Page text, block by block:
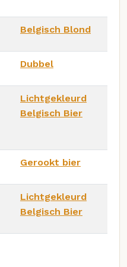
Belgisch Blond
Dubbel
Lichtgekleurd
Belgisch Bier
Gerookt bier
Lichtgekleurd
Belgisch Bier